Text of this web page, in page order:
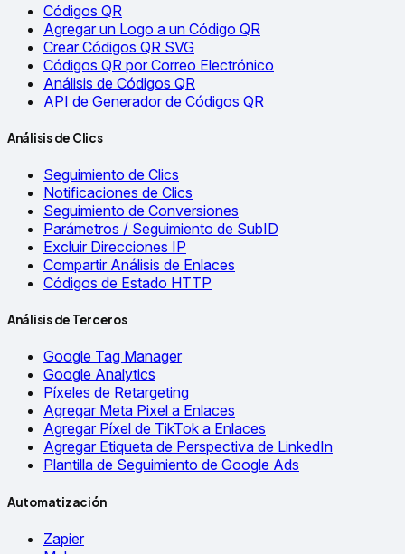
Códigos QR
Agregar un Logo a un Código QR
Crear Códigos QR SVG
Códigos QR por Correo Electrónico
Análisis de Códigos QR
API de Generador de Códigos QR
Análisis de Clics
Seguimiento de Clics
Notificaciones de Clics
Seguimiento de Conversiones
Parámetros / Seguimiento de SubID
Excluir Direcciones IP
Compartir Análisis de Enlaces
Códigos de Estado HTTP
Análisis de Terceros
Google Tag Manager
Google Analytics
Píxeles de Retargeting
Agregar Meta Pixel a Enlaces
Agregar Píxel de TikTok a Enlaces
Agregar Etiqueta de Perspectiva de LinkedIn
Plantilla de Seguimiento de Google Ads
Automatización
Zapier